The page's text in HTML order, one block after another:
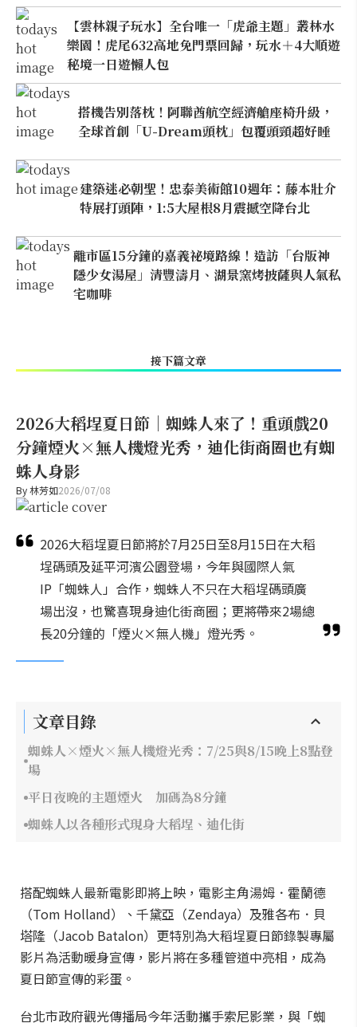
【雲林親子玩水】全台唯一「虎爺主題」叢林水
樂園！虎尾632高地免門票回歸，玩水＋4大順遊
秘境一日遊懶人包
搭機告別落枕！阿聯酋航空經濟艙座椅升級，
全球首創「U-Dream頭枕」包覆頭頸超好睡
建築迷必朝聖！忠泰美術館10週年：藤本壯介
特展打頭陣，1:5大屋根8月震撼空降台北
離市區15分鐘的嘉義祕境路線！造訪「台版神
隱少女湯屋」清豐濤月、湖景窯烤披薩與人氣私
宅咖啡
接下篇文章
2026大稻埕夏日節｜蜘蛛人來了！重頭戲20
分鐘煙火×無人機燈光秀，迪化街商圈也有蜘
蛛人身影
By林芳如2026/07/08
2026大稻埕夏日節將於7月25日至8月15日在大稻
埕碼頭及延平河濱公園登場，今年與國際人氣
IP「蜘蛛人」合作，蜘蛛人不只在大稻埕碼頭廣
場出沒，也驚喜現身迪化街商圈；更將帶來2場總
長20分鐘的「煙火×無人機」燈光秀。
文章目錄
蜘蛛人×煙火×無人機燈光秀：7/25與8/15晚上8點登
場
平日夜晚的主題煙火 加碼為8分鐘
蜘蛛人以各種形式現身大稻埕、迪化街
搭配蜘蛛人最新電影即將上映，電影主角湯姆．霍蘭德
（Tom Holland）、千黛亞（Zendaya）及雅各布．貝
塔隆（Jacob Batalon）更特別為大稻埕夏日節錄製專屬
影片為活動暖身宣傳，影片將在多種管道中亮相，成為
夏日節宣傳的彩蛋。
台北市政府觀光傳播局今年活動攜手索尼影業，與「蜘